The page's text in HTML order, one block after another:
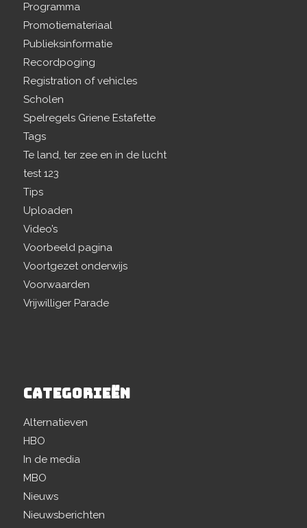
Programma
Promotiemateriaal
Publieksinformatie
Recordpoging
Registration of vehicles
Scholen
Spelregels Griene Estafette
Tags
Te land, ter zee en in de lucht
test 123
Tips
Uploaden
Video’s
Voorbeeld pagina
Voortgezet onderwijs
Voorwaarden
Vrijwilliger Parade
CATEGORIEËN
Alternatieven
HBO
In de media
MBO
Nieuws
Nieuwsberichten